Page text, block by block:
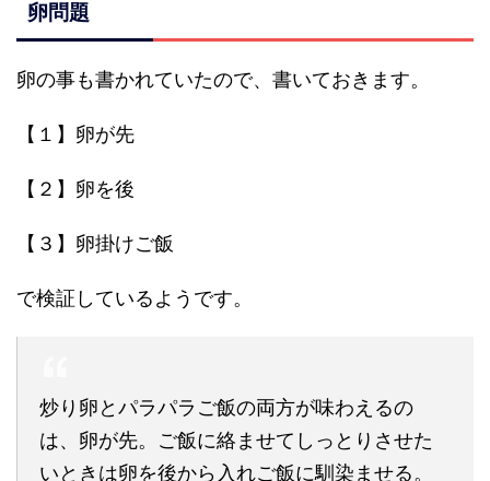
卵問題
卵の事も書かれていたので、書いておきます。
【１】卵が先
【２】卵を後
【３】卵掛けご飯
で検証しているようです。
炒り卵とパラパラご飯の両方が味わえるの
は、卵が先。ご飯に絡ませてしっとりさせた
いときは卵を後から入れご飯に馴染ませる。